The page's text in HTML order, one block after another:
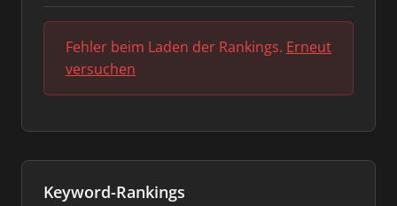
Fehler beim Laden der Rankings. Erneut
versuchen
Keyword-Rankings